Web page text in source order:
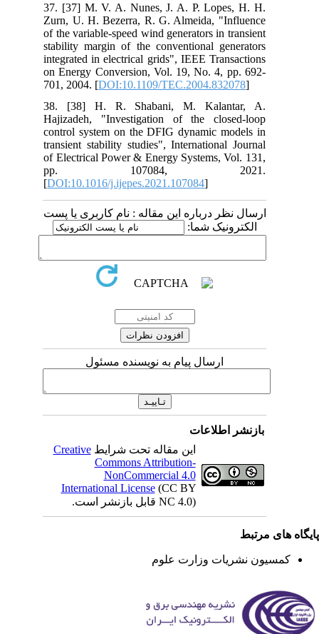
37. [37] M. V. A. Nunes, J. A. P. Lopes, H. H.
Zurn, U. H. Bezerra, R. G. Almeida, "Influence
of the variable-speed wind generators in transient
stability margin of the conventional generators
integrated in electrical grids", IEEE Transactions
on Energy Conversion, Vol. 19, No. 4, pp. 692-
701, 2004. [DOI:10.1109/TEC.2004.832078
38. [38] H. R. Shabani, M. Kalantar, A.
Hajizadeh, "Investigation of the closed-loop
control system on the DFIG dynamic models in
transient stability studies", International Journal
of Electrical Power & Energy Systems, Vol. 131,
pp. 107084, 2021.
[DOI:10.1016/j.ijepes.2021.107084
ارسال نظر درباره این مقاله : نام کاربری یا پست
الکترونیک شما:
ارسال پیام به نویسنده مسئول
بازنشر اطلاعات
این مقاله تحت شرایطCreative
Commons Attribution-
NonCommercial 4.0
International License(CC BY
NC 4.0) قابل بازنشر است.
های مرتبط
کمسیون نشریات وزارت علوم